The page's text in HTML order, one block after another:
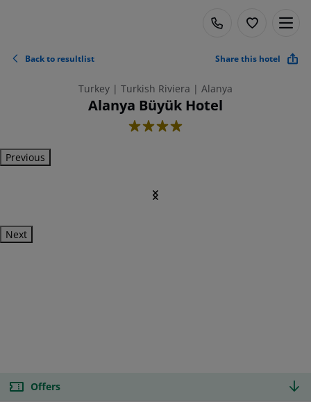
Back to resultlist Share this hotel
Turkey | Turkish Riviera | Alanya
Alanya Büyük Hotel
4
Previous
Next
Offers